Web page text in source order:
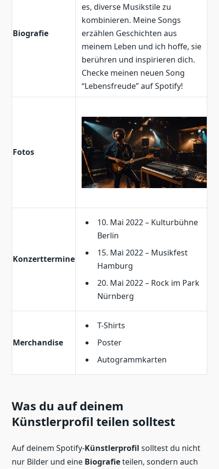
Biografie
es, diverse Musikstile zu
kombinieren. Meine Songs
erzählen Geschichten aus
meinem Leben und ich hoffe, sie
berühren und inspirieren dich.
Checke meinen neuen Song
“Lebensfreude” auf Spotify!
Fotos
Konzerttermine
10. Mai 2022 – Kulturbühne
Berlin
15. Mai 2022 – Musikfest
Hamburg
20. Mai 2022 – Rock im Park
Nürnberg
Merchandise
T-Shirts
Poster
Autogrammkarten
Was du auf deinem
Künstlerprofil teilen solltest
Auf deinem Spotify-Künstlerprofil solltest du nicht
nur Bilder und eine Biografieteilen, sondern auch